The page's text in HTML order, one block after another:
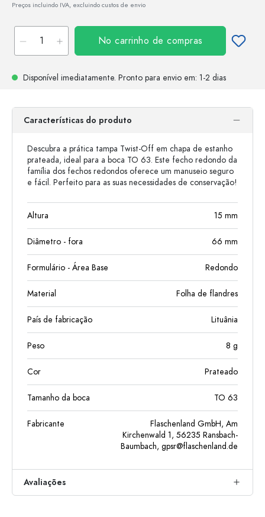
Preços incluindo IVA, excluindo custos de envio
No carrinho de compras
Disponível imediatamente. Pronto para envio em: 1-2 dias
Características do produto
Descubra a prática tampa Twist-Off em chapa de estanho
prateada, ideal para a boca TO 63. Este fecho redondo da
família dos fechos redondos oferece um manuseio seguro
e fácil. Perfeito para as suas necessidades de conservação!
Altura 15 mm
Diâmetro - fora 66 mm
Formulário - Área Base Redondo
Material Folha de flandres
País de fabricação Lituânia
Peso 8 g
Cor Prateado
Tamanho da boca TO 63
Fabricante
Flaschenland GmbH, Am
Kirchenwald 1, 56235 Ransbach-
Baumbach, gpsr@flaschenland.de
Avaliações